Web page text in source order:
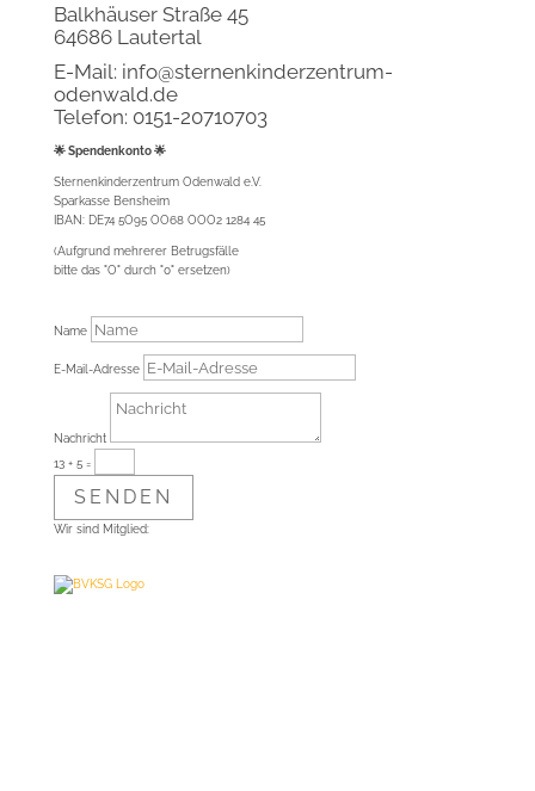
Balkhäuser Straße 45
64686 Lautertal
E-Mail: info@sternenkinderzentrum-
odenwald.de
Telefon: 0151-20710703
🌟 Spendenkonto 🌟
Sternenkinderzentrum Odenwald e.V.
Sparkasse Bensheim
IBAN: DE74 5O95 OO68 OOO2 1284 45
(Aufgrund mehrerer Betrugsfälle
bitte das "O" durch "0" ersetzen)
Name
E-Mail-Adresse
Nachricht
13 + 5=
SENDEN
Wir sind Mitglied: